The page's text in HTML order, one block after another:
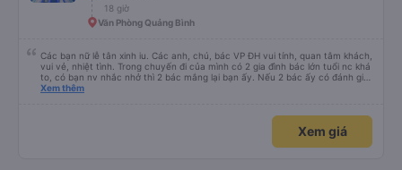
18 giờ
Văn Phòng Quảng Bình
Các bạn nữ lễ tân xinh iu. Các anh, chú, bác VP ĐH vui tính, quan tâm khách,
vui vẻ, nhiệt tình. Trong chuyến đi của mình có 2 gia đình bác lớn tuổi nc khá
to, có bạn nv nhắc nhở thì 2 bác mắng lại bạn ấy. Nếu 2 bác ấy có đánh giá
xấu thì mình ngược lại nha. Bạn ấy nhắc nhở rất đúng. 2 bác nói rất to. To
bạn ấy nha. Nếu bạn ấy bị trừ thì bảo bạn ấy liên hệ sđt của mình, mình hỗ
trợ ạ. Số mình đuôi 666, chuyến ĐH-NT ngày 16/1. À các bạn nữ lễ tân xinh
iu còn đổi cho mình phòng đơn sang đôi xong còn note là (một mình) yêu
Xem thêm
Xem giá